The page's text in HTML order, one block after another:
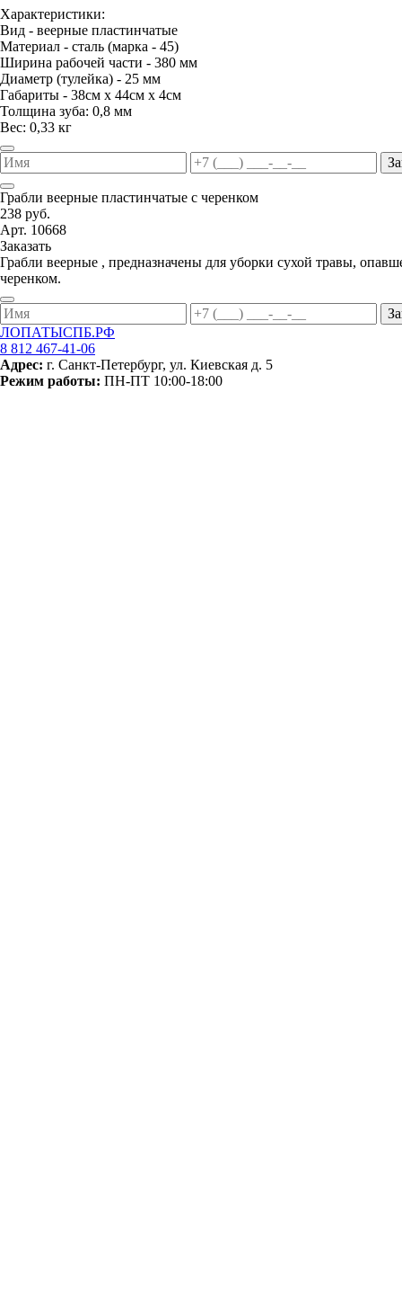
Характеристики:
Вид - веерные пластинчатые
Материал - сталь (марка - 45)
Ширина рабочей части - 380 мм
Диаметр (тулейка) - 25 мм
Габариты - 38см х 44см х 4см
Толщина зуба: 0,8 мм
Вес: 0,33 кг
Грабли веерные пластинчатые с черенком
238 руб.
Арт. 10668
Заказать
Грабли веерные , предназначены для уборки сухой травы,
черенком.
ЛОПАТЫСПБ.РФ
8 812 467-41-06
Адрес: г. Санкт-Петербург, ул. Киевская д. 5
Режим работы: ПН-ПТ 10:00-18:00